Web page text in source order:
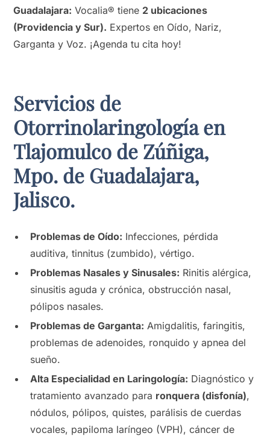
Guadalajara: Vocalia® tiene 2 ubicaciones
(Providencia y Sur). Expertos en Oído, Nariz,
Garganta y Voz. ¡Agenda tu cita hoy!
Servicios de
Otorrinolaringología en
Tlajomulco de Zúñiga,
Mpo. de Guadalajara,
Jalisco.
Problemas de Oído: Infecciones, pérdida
auditiva, tinnitus (zumbido), vértigo.
Problemas Nasales y Sinusales: Rinitis alérgica,
sinusitis aguda y crónica, obstrucción nasal,
pólipos nasales.
Problemas de Garganta: Amigdalitis, faringitis,
problemas de adenoides, ronquido y apnea del
sueño.
Alta Especialidad en Laringología: Diagnóstico y
tratamiento avanzado para ronquera (disfonía),
nódulos, pólipos, quistes, parálisis de cuerdas
vocales, papiloma laríngeo (VPH), cáncer de